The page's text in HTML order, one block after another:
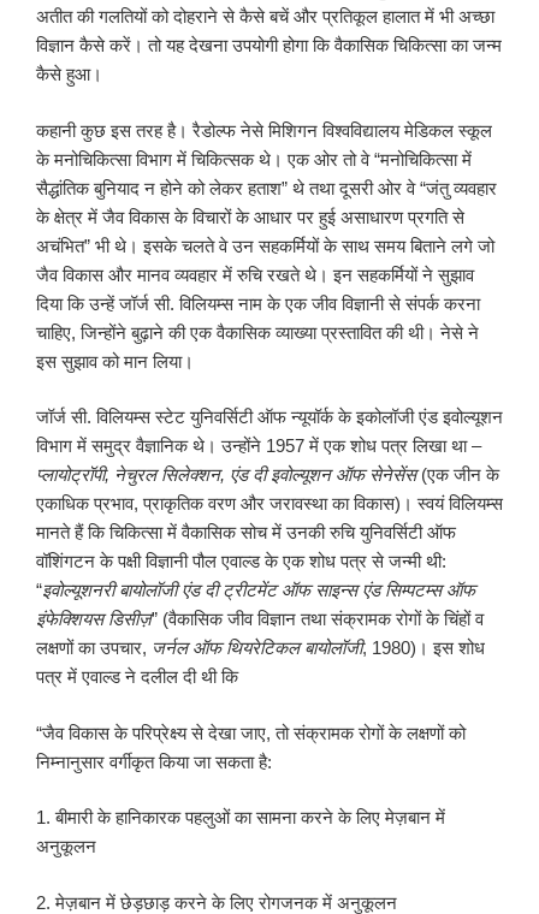
अतीत की गलतियों को दोहराने से कैसे बचें और प्रतिकूल हालात में भी अच्छा
विज्ञान कैसे करें। तो यह देखना उपयोगी होगा कि वैकासिक चिकित्सा का जन्म
कैसे हुआ।
कहानी कुछ इस तरह है। रैडोल्फ नेसे मिशिगन विश्वविद्यालय मेडिकल स्कूल
के मनोचिकित्सा विभाग में चिकित्सक थे। एक ओर तो वे “मनोचिकित्सा में
सैद्धांतिक बुनियाद न होने को लेकर हताश” थे तथा दूसरी ओर वे “जंतु व्यवहार
के क्षेत्र में जैव विकास के विचारों के आधार पर हुई असाधारण प्रगति से
अचंभित” भी थे। इसके चलते वे उन सहकर्मियों के साथ समय बिताने लगे जो
जैव विकास और मानव व्यवहार में रुचि रखते थे। इन सहकर्मियों ने सुझाव
दिया कि उन्हें जॉर्ज सी. विलियम्स नाम के एक जीव विज्ञानी से संपर्क करना
चाहिए, जिन्होंने बुढ़ाने की एक वैकासिक व्याख्या प्रस्तावित की थी। नेसे ने
इस सुझाव को मान लिया।
जॉर्ज सी. विलियम्स स्टेट युनिवर्सिटी ऑफ न्यूयॉर्क के इकोलॉजी एंड इवोल्यूशन
विभाग में समुद्र वैज्ञानिक थे। उन्होंने 1957 में एक शोध पत्र लिखा था –
प्लायोट्रॉपी, नेचुरल सिलेक्शन, एंड दी इवोल्यूशन ऑफ सेनेसेंस(एक जीन के
एकाधिक प्रभाव, प्राकृतिक वरण और जरावस्था का विकास)। स्वयं विलियम्स
मानते हैं कि चिकित्सा में वैकासिक सोच में उनकी रुचि युनिवर्सिटी ऑफ
वॉशिंगटन के पक्षी विज्ञानी पौल एवाल्ड के एक शोध पत्र से जन्मी थी:
“इवोल्यूशनरी बायोलॉजी एंड दी ट्रीटमेंट ऑफ साइन्स एंड सिम्पटम्स ऑफ
इंफेक्शियस डिसीज़” (वैकासिक जीव विज्ञान तथा संक्रामक रोगों के चिंहों व
लक्षणों का उपचार, जर्नल ऑफ थियरेटिकल बायोलॉजी, 1980)। इस शोध
पत्र में एवाल्ड ने दलील दी थी कि
“जैव विकास के परिप्रेक्ष्य से देखा जाए, तो संक्रामक रोगों के लक्षणों को
निम्नानुसार वर्गीकृत किया जा सकता है:
1. बीमारी के हानिकारक पहलुओं का सामना करने के लिए मेज़बान में
अनुकूलन
2. मेज़बान में छेड़छाड़ करने के लिए रोगजनक में अनुकूलन